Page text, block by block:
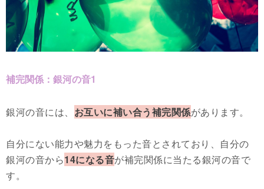
補完関係：銀河の音1
銀河の音には、 お互いに補い合う補完関係があります。
自分にない能力や魅力をもった音とされており、自分の
銀河の音から14になる音が補完関係に当たる銀河の音で
す。